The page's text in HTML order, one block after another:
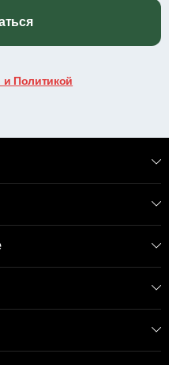
Политикой